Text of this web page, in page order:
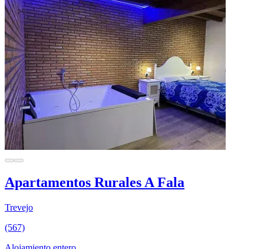
Apartamentos Rurales A Fala
Trevejo
(567)